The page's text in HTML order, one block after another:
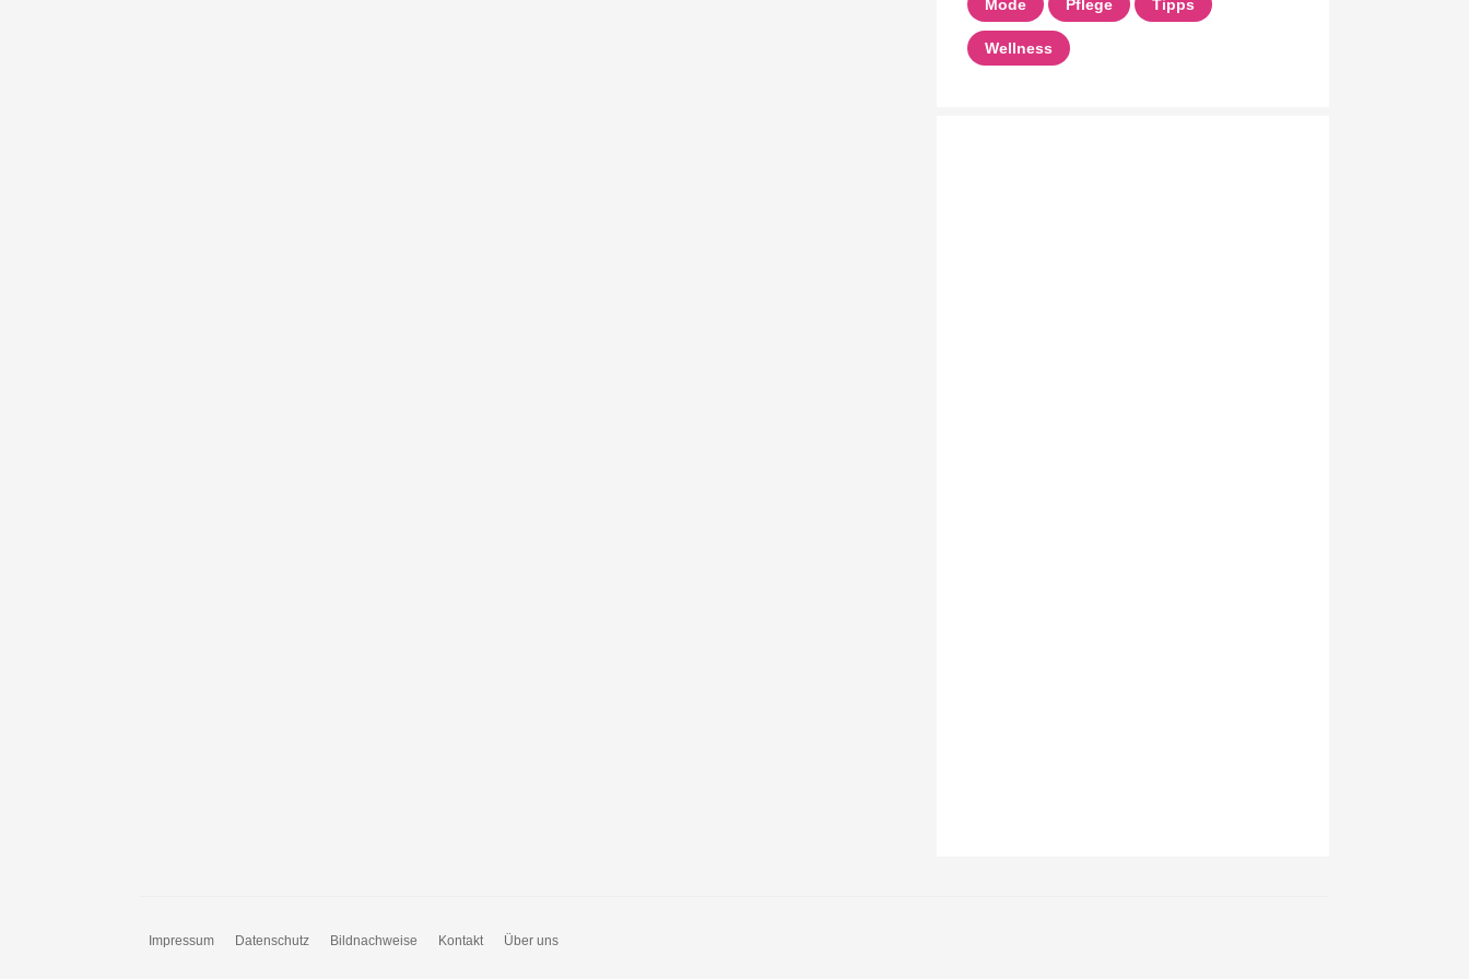
Mode Pflege Tipps
Wellness
Impressum Datenschutz Bildnachweise Kontakt Über uns